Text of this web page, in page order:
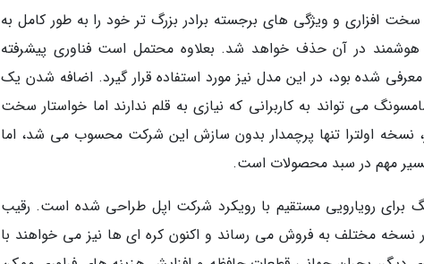
افزاری و ویژگی های برجسته برادر بزرگ تر خود را به طور کامل به
هوشمند در آن حذف خواهد شد. بعلاوه محتمل است فناوری پیشرفته
شده بود، در این مدل نیز مورد استفاده قرار گیرد. اضافه شدن یک
می تواند به کاربرانی که نیازی به قلم ندارند اما خواستار سخت
نسخه اولترا تنها پرچمدار بدون سازش این شرکت محسوب می شد، اما
مهم در سبد محصولات است.
برای رویارویی مستقیم با رویکرد شرکت اپل طراحی شده است. رقیب
مختلف به فروش می رساند و اکنون کره ای ها نیز می خواهند با